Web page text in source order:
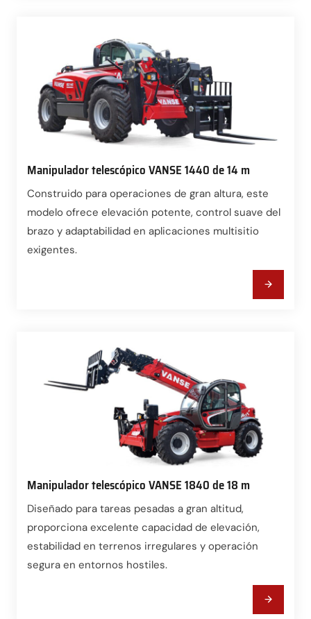
Manipulador telescópico VANSE 1440 de 14 m
Construido para operaciones de gran altura, este
modelo ofrece elevación potente, control suave del
brazo y adaptabilidad en aplicaciones multisitio
exigentes.
Manipulador telescópico VANSE 1840 de 18 m
Diseñado para tareas pesadas a gran altitud,
proporciona excelente capacidad de elevación,
estabilidad en terrenos irregulares y operación
segura en entornos hostiles.